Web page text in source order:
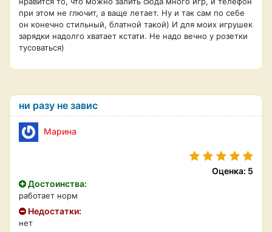
при этом не глючит, а ваще летает. Ну и так сам по себе
он конечно стильный, блатной такой) И для моих игрушек
зарядки надолго хватает кстати. Не надо вечно у розетки
тусоваться)
ни разу не завис
Марина
Оценка: 5
Достоинства:
работает норм
Недостатки:
нет